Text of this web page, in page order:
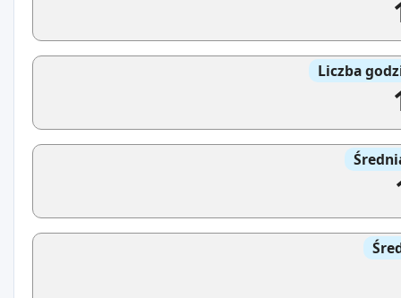
Liczba